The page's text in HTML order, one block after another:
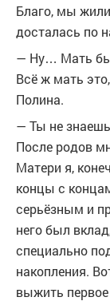
Благо, мы
досталась по
— Ну… Мать бы
Всё ж мать
Полина.
— Ты не
После родов
Матери я,
концы с
серьёзным и
него был
специально
накопления.
выжить